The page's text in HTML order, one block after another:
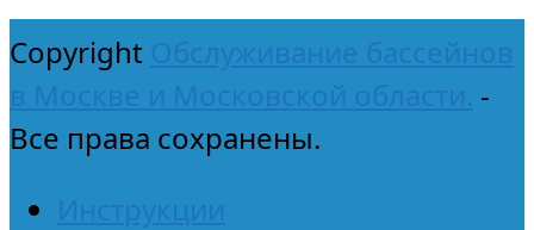
Copyright Обслуживание бассейнов
в Москве и Московской области. -
Все права сохранены.
Инструкции